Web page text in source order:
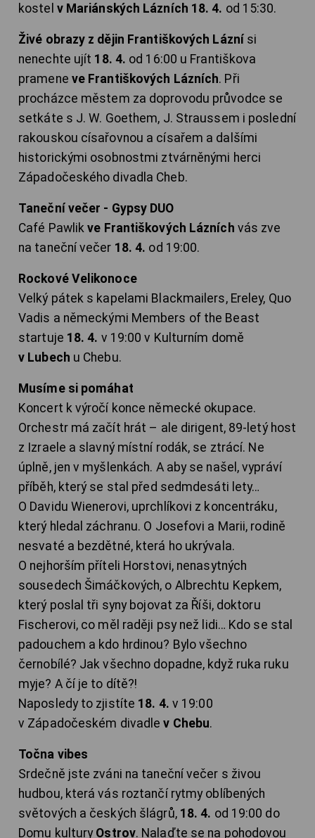
kostel v Mariánských Lázních 18. 4. od 15:30.
Živé obrazy z dějin Františkových Láznísi
nenechte ujít 18. 4. od 16:00 u Františkova
pramene ve Františkových Lázních. Při
procházce městem za doprovodu průvodce se
setkáte s J. W. Goethem, J. Straussem i poslední
rakouskou císařovnou a císařem a dalšími
historickými osobnostmi ztvárněnými herci
Západočeského divadla Cheb.
Taneční večer - Gypsy DUO
Café Pawlikve Františkových Lázních vás zve
na taneční večer 18. 4. od 19:00.
Rockové Velikonoce
Velký pátek s kapelami Blackmailers, Ereley, Quo
Vadis a německými Members of the Beast
startuje 18. 4. v 19:00 v Kulturním domě
v Lubech u Chebu.
Musíme si pomáhat
Koncert k výročí konce německé okupace.
Orchestr má začít hrát – ale dirigent, 89-letý host
z Izraele a slavný místní rodák, se ztrácí. Ne
úplně, jen v myšlenkách. A aby se našel, vypráví
příběh, který se stal před sedmdesáti lety…
O Davidu Wienerovi, uprchlíkovi z koncentráku,
který hledal záchranu. O Josefovi a Marii, rodině
nesvaté a bezdětné, která ho ukrývala.
O nejhorším příteli Horstovi, nenasytných
sousedech Šimáčkových, o Albrechtu Kepkem,
který poslal tři syny bojovat za Říši, doktoru
Fischerovi, co měl raději psy než lidi… Kdo se stal
padouchem a kdo hrdinou? Bylo všechno
černobílé? Jak všechno dopadne, když ruka ruku
myje? A čí je to dítě?!
Naposledy to zjistíte 18. 4. v 19:00
v Západočeském divadlev Chebu.
Točna vibes
Srdečně jste zváni na taneční večer s živou
hudbou, která vás roztančí rytmy oblíbených
světových a českých šlágrů, 18. 4. od 19:00 do
Domu kultury Ostrov. Nalaďte se na pohodovou